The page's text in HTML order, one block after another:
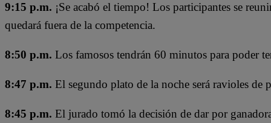
9:15 p.m. ¡Se acabó el tiempo! Los participantes se
quedará fuera de la competencia.
8:50 p.m. Los famosos tendrán 60 minutos para poder
8:47 p.m. El segundo plato de la noche será ravioles de
8:45 p.m. El jurado tomó la decisión de dar por